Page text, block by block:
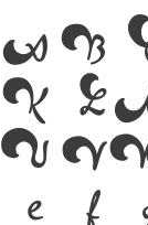
A B
K L
U V
e f